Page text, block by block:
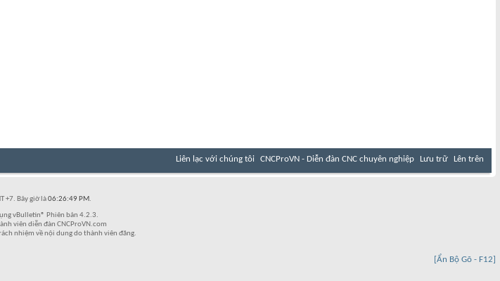
Liên lạc với chúng tôi CNCProVN - Diễn đàn CNC chuyên nghiệp Lưu trữ Lên trên
+7. Bây giờ là06:26:49 PM.
vBulletin® Phiên bản 4.2.3.
viên diễn đàn CNCProVN.com
nhiệm về nội dung do thành viên đăng.
[Ẩn Bộ Gõ - F12]